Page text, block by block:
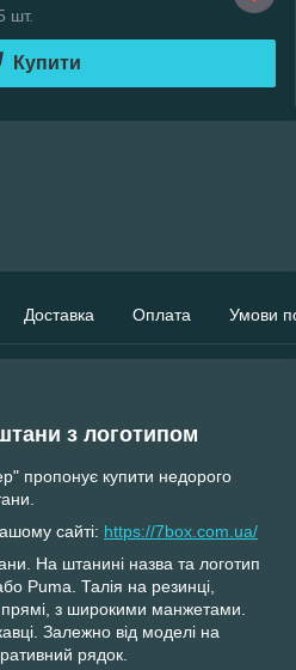
шт.
Купити
Доставка Оплата Умови
з логотипом
пропонує купити недорого
сайті: https://7box.com.ua/
На штанині назва та логотип
Puma. Талія на резинці,
з широкими манжетами.
Залежно від моделі на
рядок.